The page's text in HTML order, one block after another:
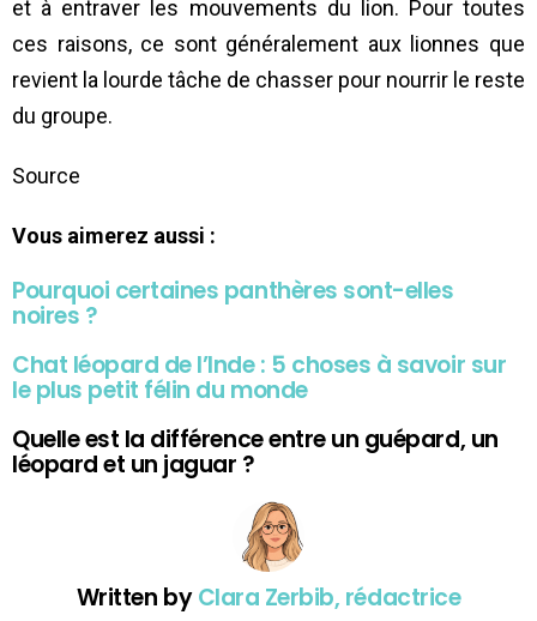
et à entraver les mouvements du lion. Pour toutes
ces raisons, ce sont généralement aux lionnes que
revient la lourde tâche de chasser pour nourrir le reste
du groupe.
Source
Vous aimerez aussi :
Pourquoi certaines panthères sont-elles
noires ?
Chat léopard de l’Inde : 5 choses à savoir sur
le plus petit félin du monde
Quelle est la différence entre un guépard, un
léopard et un jaguar ?
Written byClara Zerbib, rédactrice